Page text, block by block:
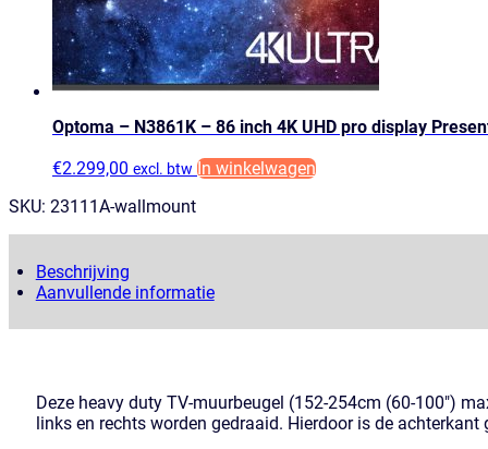
Optoma – N3861K – 86 inch 4K UHD pro display
€2.299,00 excl. btw In winkelwagen
SKU: 23111A-wallmount
Beschrijving
Aanvullende informatie
Deze heavy duty TV-muurbeugel (152-254cm (60-100″)
links en rechts worden gedraaid. Hierdoor is de